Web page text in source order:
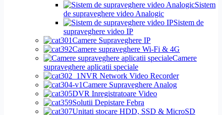
Sistem
de supraveghere video Analogic
Sistem de
supraveghere video IP
Camere Supraveghere IP
Camere supraveghere Wi-Fi & 4G
Camere
supraveghere aplicatii speciale
NVR Network Video Recorder
Camere Supraveghere Analog
DVR Inregistratoare Video
Solutii Depistare Febra
Unitati stocare HDD, SSD & MicroSD